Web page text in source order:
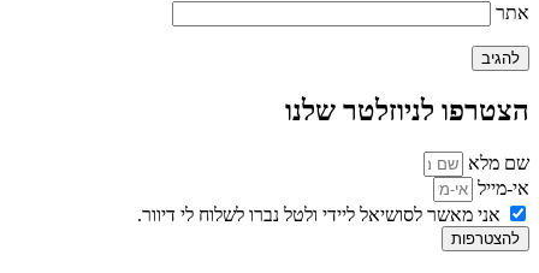
אתר
הצטרפו לניוזלטר שלנו
שם מלא
אי-מייל
אני מאשר לסושיאל ליידי ולטל נברו לשלוח לי דיוור.
להצטרפות